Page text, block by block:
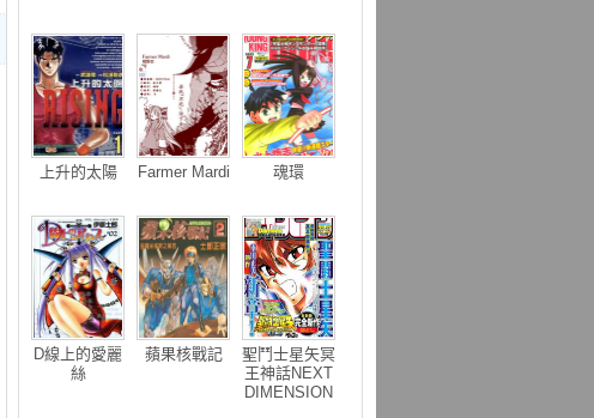
上升的太陽 Farmer Mardi 魂環
D線上的愛麗
絲
蘋果核戰記
聖鬥士星矢冥
王神話NEXT
DIMENSION